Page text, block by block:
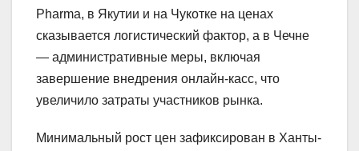
Pharma, в Якутии и на Чукотке на ценах
сказывается логистический фактор, а в Чечне
— административные меры, включая
завершение внедрения онлайн-касс, что
увеличило затраты участников рынка.
Минимальный рост цен зафиксирован в Ханты-